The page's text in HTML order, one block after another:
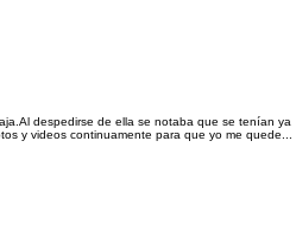
despedirse de ella se notaba que se tenían ya
y videos continuamente para que yo me quede...